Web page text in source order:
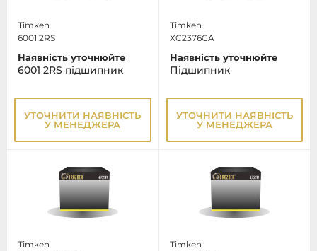
Timken
6001 2RS
Наявність уточнюйте
6001 2RS підшипник
УТОЧНИТИ НАЯВНІСТЬ
У МЕНЕДЖЕРА
Timken
XC2376CA
Наявність уточнюйте
Підшипник
УТОЧНИТИ НАЯВНІСТЬ
У МЕНЕДЖЕРА
Timken
Timken